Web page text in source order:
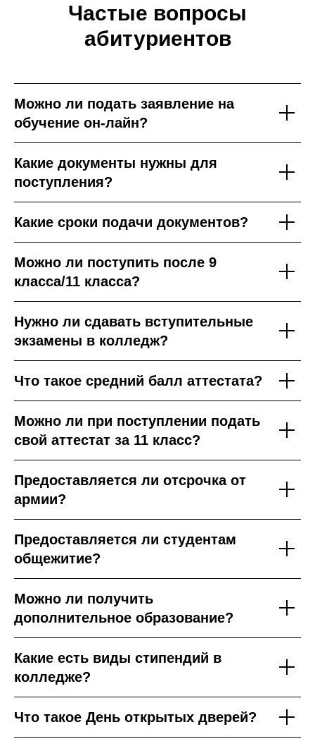
Частые вопросы
абитуриентов
Можно ли подать заявление на
обучение он-лайн?
Какие документы нужны для
поступления?
Какие сроки подачи документов?
Можно ли поступить после 9
класса/11 класса?
Нужно ли сдавать вступительные
экзамены в колледж?
Что такое средний балл аттестата?
Можно ли при поступлении подать
свой аттестат за 11 класс?
Предоставляется ли отсрочка от
армии?
Предоставляется ли студентам
общежитие?
Можно ли получить
дополнительное образование?
Какие есть виды стипендий в
колледже?
Что такое День открытых дверей?